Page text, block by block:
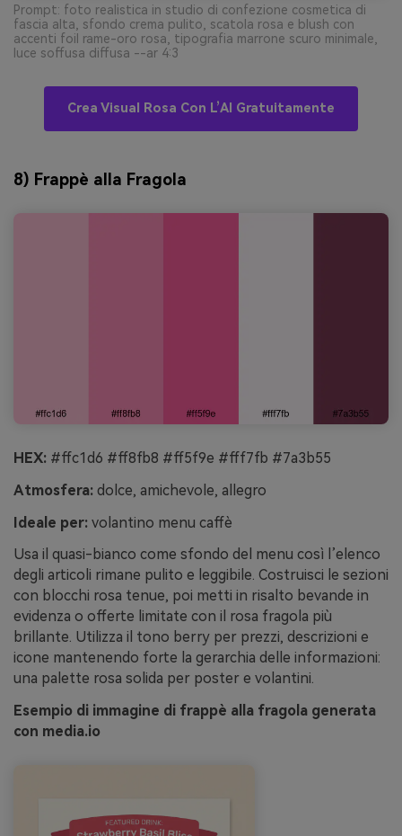
Prompt: foto realistica in studio di confezione cosmetica di
fascia alta, sfondo crema pulito, scatola rosa e blush con
accenti foil rame-oro rosa, tipografia marrone scuro minimale,
luce soffusa diffusa --ar 4:3
Crea Visual Rosa Con L’AI Gratuitamente
8) Frappè alla Fragola
HEX: #ffc1d6 #ff8fb8 #ff5f9e #fff7fb #7a3b55
Atmosfera: dolce, amichevole, allegro
Ideale per: volantino menu caffè
Usa il quasi-bianco come sfondo del menu così l’elenco
degli articoli rimane pulito e leggibile. Costruisci le sezioni
con blocchi rosa tenue, poi metti in risalto bevande in
evidenza o offerte limitate con il rosa fragola più
brillante. Utilizza il tono berry per prezzi, descrizioni e
icone mantenendo forte la gerarchia delle informazioni:
una palette rosa solida per poster e volantini.
Esempio di immagine di frappè alla fragola generata
con media.io